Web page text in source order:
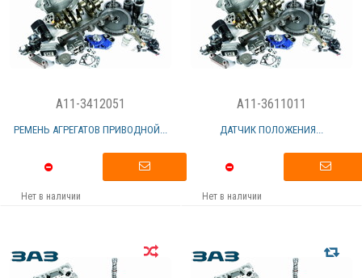
A11-3412051
РЕМЕНЬ АГРЕГАТОВ ПРИВОДНОЙ...
Нет в наличии
A11-3611011
ДАТЧИК ПОЛОЖЕНИЯ...
Нет в наличии